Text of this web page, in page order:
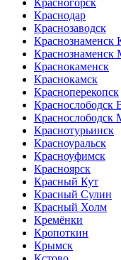
Красногорск
Краснодар
Краснозаводск
Краснознаменск
Краснознаменск
Краснокаменск
Краснокамск
Красноперекопск
Краснослободск
Краснослободск
Краснотурьинск
Красноуральск
Красноуфимск
Красноярск
Красный Кут
Красный Сулин
Красный Холм
Кремёнки
Кропоткин
Крымск